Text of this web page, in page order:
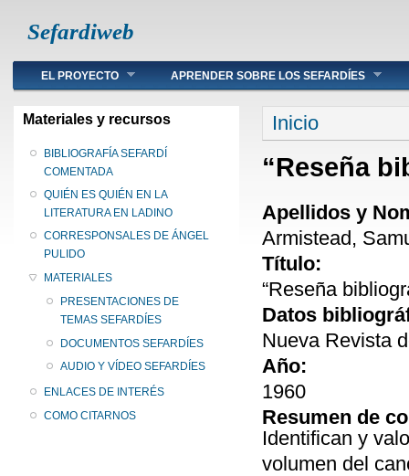
Sefardiweb
Main menu
EL PROYECTO APRENDER SOBRE LOS SEFARDÍES
Materiales y recursos
BIBLIOGRAFÍA SEFARDÍ
COMENTADA
QUIÉN ES QUIÉN EN LA
LITERATURA EN LADINO
CORRESPONSALES DE ÁNGEL
PULIDO
MATERIALES
PRESENTACIONES DE
TEMAS SEFARDÍES
DOCUMENTOS SEFARDÍES
AUDIO Y VÍDEO SEFARDÍES
ENLACES DE INTERÉS
COMO CITARNOS
Se encuentra
Inicio
“Reseña
Apellidos y
Armistead,
Título:
“Reseña
Datos
Nueva Revista
Año:
1960
Resumen de
Identifican y
volumen del